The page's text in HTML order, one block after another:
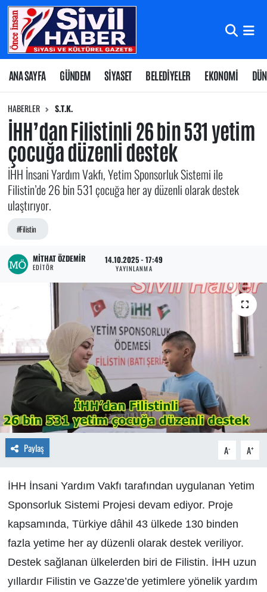
ANA SAYFA GÜNDEM SİYASET BELEDİYELER EKONOMİ
HABERLER S.T.K.
İHH’dan Filistinli 26 bin 531 yetim
çocuğa düzenli destek
İHH İnsani Yardım Vakfı, Yetim Sponsorluk Sistemi ile
Filistin’de 26 bin 531 çocuğa her ay düzenli olarak destek
ulaştırıyor.
#Filistin
MITHAT ÖZDEMIR
EDITÖR
14.10.2025 - 17:49
YAYINLANMA
Paylaş A- A+
İHH İnsani Yardım Vakfı tarafından uygulanan Yetim
Sponsorluk Sistemi Projesi devam ediyor. Proje
kapsamında, Türkiye dâhil 43 ülkede 130 binden
fazla yetime her ay düzenli olarak destek veriliyor.
Destek sağlanan ülkelerden biri de Filistin. İHH uzun
yıllardır Filistin ve Gazze’de yetimlere yönelik yardım
Nöbetçi Eczaneler
Hava Durumu
Namaz Vakitleri
Trafik Durumu
Süper Lig Puan Durumu ve Fikstür
Tüm Manşetler
Son Dakika Haberleri
Haber Arşivi